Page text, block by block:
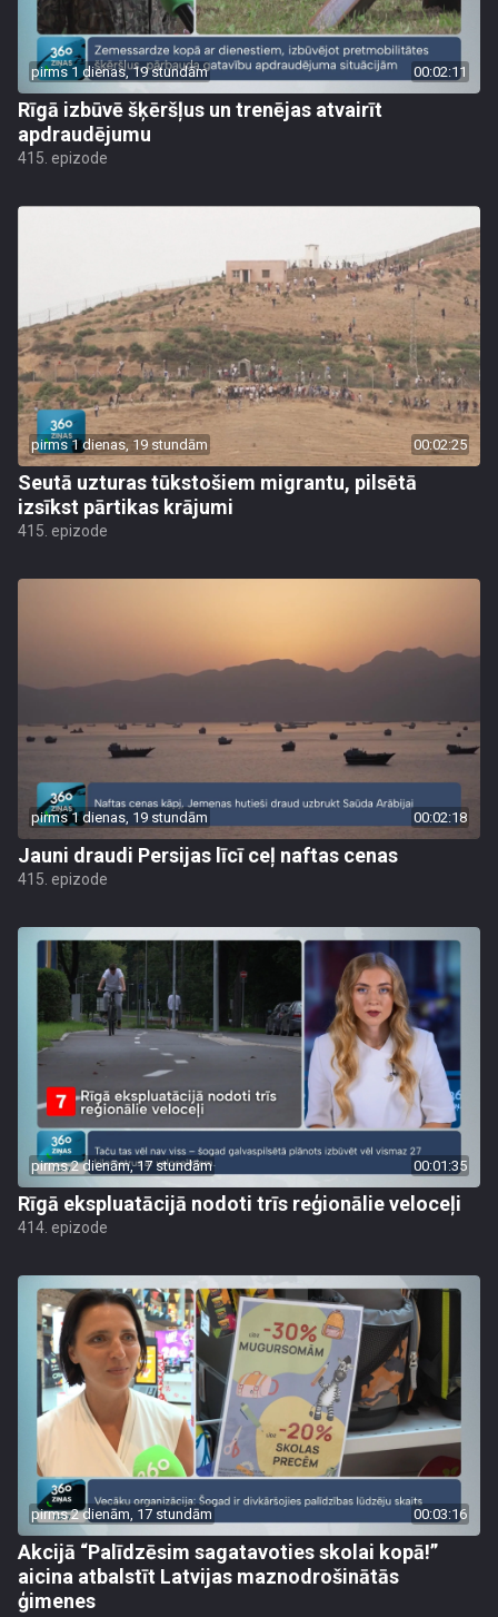
pirms 1 dienas, 19 stundām 00:02:11
Rīgā izbūvē šķēršļus un trenējas atvairīt
apdraudējumu
415. epizode
pirms 1 dienas, 19 stundām 00:02:25
Seutā uzturas tūkstošiem migrantu, pilsētā
izsīkst pārtikas krājumi
415. epizode
pirms 1 dienas, 19 stundām 00:02:18
Jauni draudi Persijas līcī ceļ naftas cenas
415. epizode
pirms 2 dienām, 17 stundām 00:01:35
Rīgā ekspluatācijā nodoti trīs reģionālie veloceļi
414. epizode
pirms 2 dienām, 17 stundām 00:03:16
Akcijā “Palīdzēsim sagatavoties skolai kopā!”
aicina atbalstīt Latvijas maznodrošinātās
ģimenes